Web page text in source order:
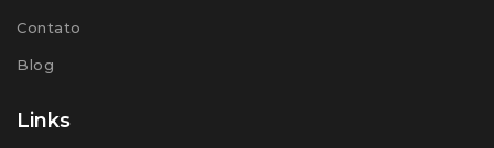
Contato
Blog
Links